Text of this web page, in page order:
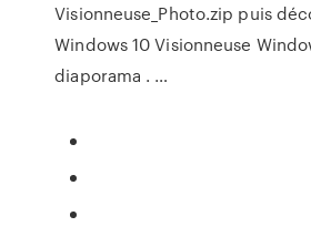
Visionneuse_Photo.zip puis
Windows 10 Visionneuse
diaporama . …